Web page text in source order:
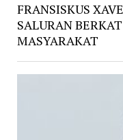
FRANSISKUS
SALURAN
MASYARAKAT